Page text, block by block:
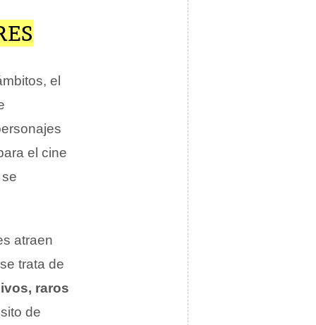
el
el cine
atraen
trata de
raros
de